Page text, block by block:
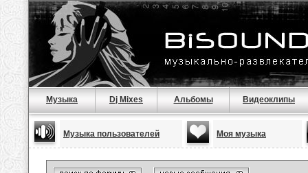
Музыка Dj Mixes Альбомы Видеоклипы
Музыка пользователей Моя музыка